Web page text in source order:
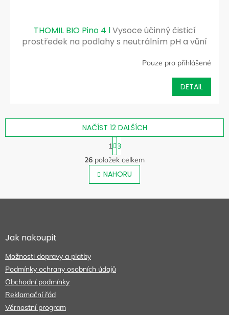
THOMIL BIO Pino 4 lVysoce účinný čisticí
prostředek na podlahy s neutrálním pH a vůní
Pouze pro přihlášené
DETAIL
O
v
l
á
y
NAČÍST 12 DALŠÍCH
S
t
r
á
n
k
v
1 3
26 položek celkem
NAHORU
aJak nakoupit
Možnosti dopravy a platby
Podmínky ochrany osobních údajů
Obchodní podmínky
Reklamační řád
Věrnostní program